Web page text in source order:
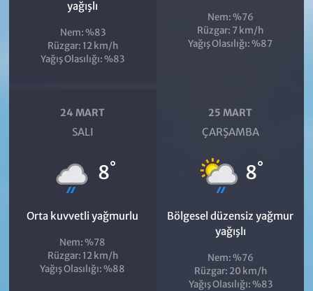
yağışlı
Nem: %83
Rüzgar: 12 km/h
Yağış Olasılığı: %83
Nem: %76
Rüzgar: 7 km/h
Yağış Olasılığı: %87
24 MART
SALI
8°
Orta kuvvetli yağmurlu
Nem: %78
Rüzgar: 12 km/h
Yağış Olasılığı: %88
25 MART
ÇARŞAMBA
8°
Bölgesel düzensiz yağmur
yağışlı
Nem: %76
Rüzgar: 20 km/h
Yağış Olasılığı: %83